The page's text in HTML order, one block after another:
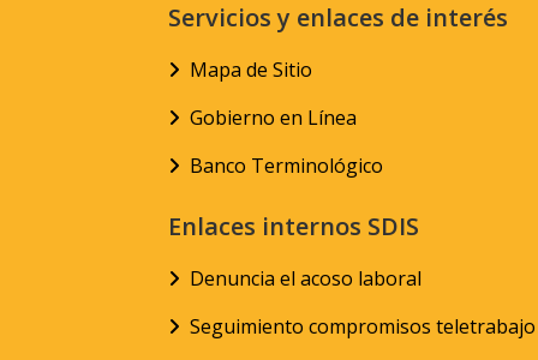
Servicios y enlaces de interés
Mapa de Sitio
Gobierno en Línea
Banco Terminológico
Enlaces internos SDIS
Denuncia el acoso laboral
Seguimiento compromisos teletrabajo